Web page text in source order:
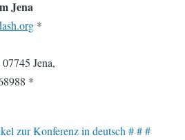
Jena
*
Jena,
*
zur Konferenz in deutsch # # #